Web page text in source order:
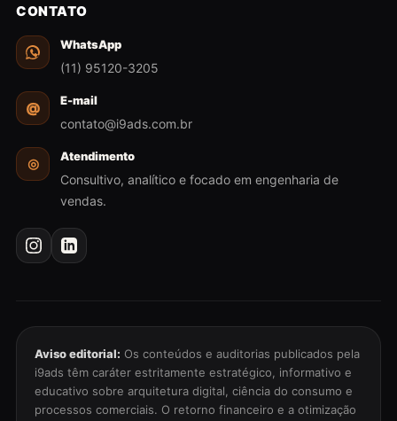
CONTATO
WhatsApp
(11) 95120-3205
@ E-mail
contato@i9ads.com.br
◎ Atendimento
Consultivo, analítico e focado em engenharia de
vendas.
Aviso editorial: Os conteúdos e auditorias publicados pela
i9ads têm caráter estritamente estratégico, informativo e
educativo sobre arquitetura digital, ciência do consumo e
processos comerciais. O retorno financeiro e a otimização